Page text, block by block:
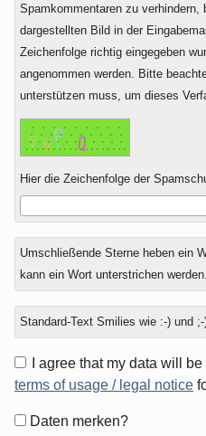
Spamkommentaren zu verhindern,
dargestellten Bild in der
Zeichenfolge richtig eingegeben
angenommen werden. Bitte
unterstützen muss, um dieses
Hier die Zeichenfolge der
Umschließende Sterne heben ein
kann ein Wort unterstrichen werden.
Standard-Text Smilies wie :-) und
I agree that my data will
terms of usage / legal notice
Formular-
Daten merken?